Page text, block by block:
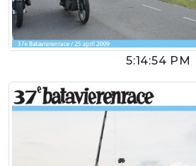
5:14:54 PM